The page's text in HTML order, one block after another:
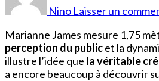
Nino Laisser un
Marianne James mesure 1,75
perception du publicet la
illustre l’idée que la véritable
a encore beaucoup à découvrir